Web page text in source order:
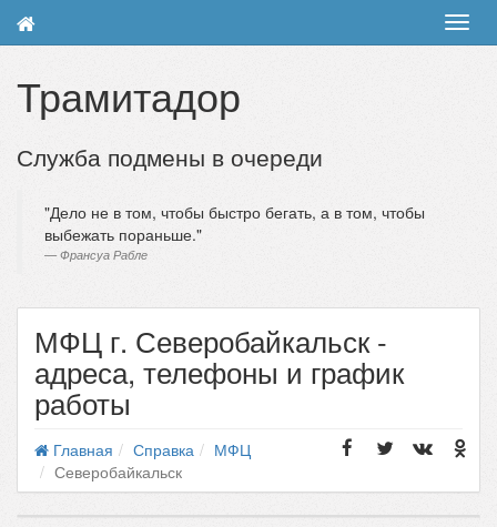
Трамитадор
Служба подмены в очереди
Дело не в том, чтобы быстро бегать, а в том, чтобы
выбежать пораньше.
Франсуа Рабле
МФЦ г. Северобайкальск -
адреса, телефоны и график
работы
Главная Справка
МФЦ
Северобайкальск